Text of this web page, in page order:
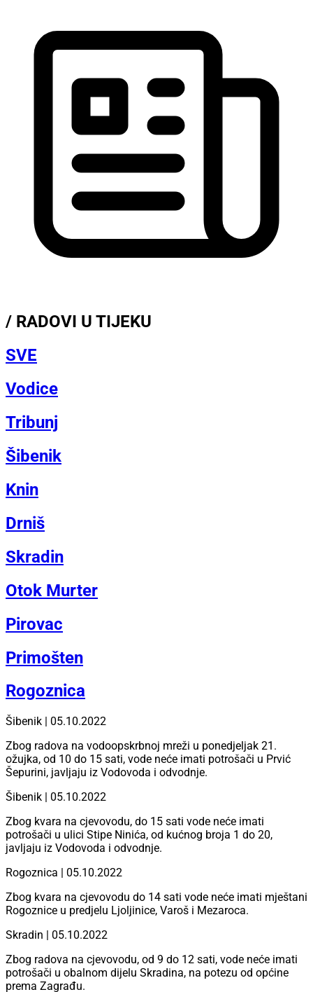
/ RADOVI U TIJEKU
SVE
Vodice
Tribunj
Šibenik
Knin
Drniš
Skradin
Otok Murter
Pirovac
Primošten
Rogoznica
Šibenik | 05.10.2022
Zbog radova na vodoopskrbnoj mreži u ponedjeljak 21.
ožujka, od 10 do 15 sati, vode neće imati potrošači u Prvić
Šepurini, javljaju iz Vodovoda i odvodnje.
Šibenik | 05.10.2022
Zbog kvara na cjevovodu, do 15 sati vode neće imati
potrošači u ulici Stipe Ninića, od kućnog broja 1 do 20,
javljaju iz Vodovoda i odvodnje.
Rogoznica | 05.10.2022
Zbog kvara na cjevovodu do 14 sati vode neće imati mještani
Rogoznice u predjelu Ljoljinice, Varoš i Mezaroca.
Skradin | 05.10.2022
Zbog radova na cjevovodu, od 9 do 12 sati, vode neće imati
potrošači u obalnom dijelu Skradina, na potezu od općine
prema Zagrađu.